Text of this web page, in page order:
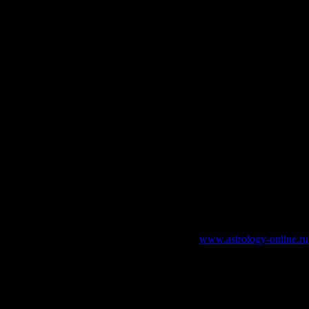
www.astrology-online.ru